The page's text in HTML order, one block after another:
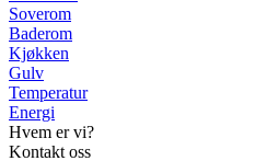
Soverom
Baderom
Kjøkken
Gulv
Temperatur
Energi
Hvem er vi?
Kontakt oss